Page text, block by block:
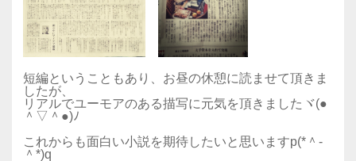
短編ということもあり、お昼の休憩に読ませて頂きま
したが、
リアルでユーモアのある描写に元気を頂きましたヾ(●
＾▽＾●)ﾉ
これからも面白い小説を期待したいと思いますp(*＾-
＾*)q